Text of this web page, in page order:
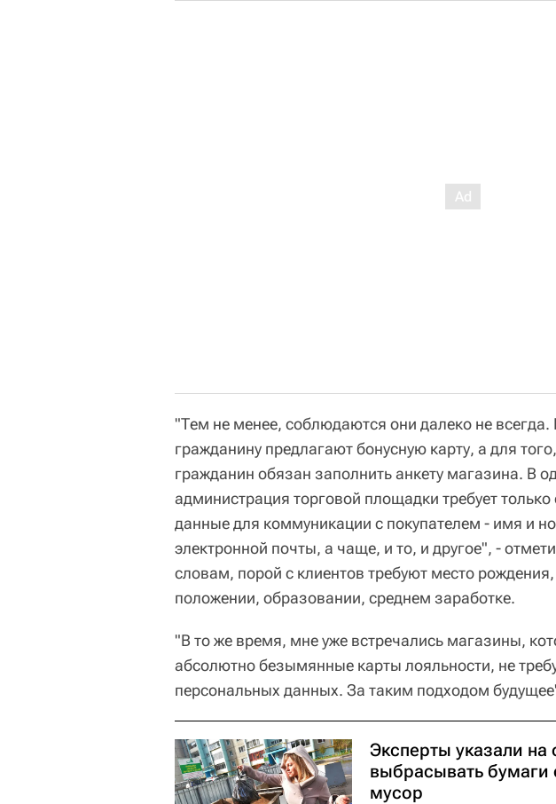
"Тем не менее, соблюдаются они далеко не
гражданину предлагают бонусную карту, а для
гражданин обязан заполнить анкету магазина. В
администрация торговой площадки требует
данные для коммуникации с покупателем - имя и
электронной почты, а чаще, и то, и другое", -
словам, порой с клиентов требуют место
положении, образовании, среднем заработке.
"В то же время, мне уже встречались магазины,
абсолютно безымянные карты лояльности, не
персональных данных. За таким подходом
Эксперты указали на
выбрасывать
мусор